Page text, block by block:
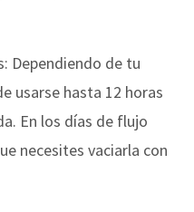
Dependiendo de tu
usarse hasta 12 horas
En los días de flujo
necesites vaciarla con